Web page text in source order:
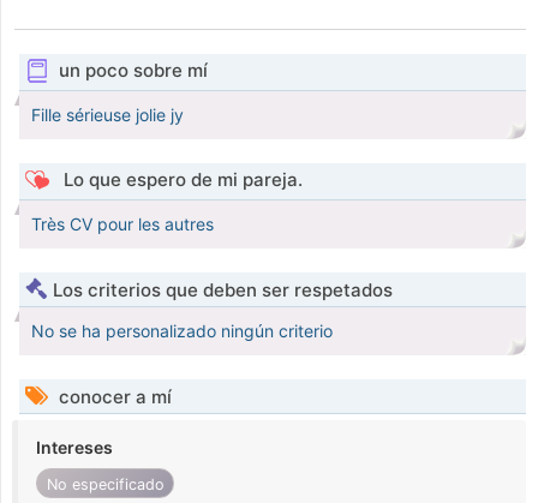
un poco sobre mí
Fille sérieuse jolie jy
Lo que espero de mi pareja.
Très CV pour les autres
Los criterios que deben ser respetados
No se ha personalizado ningún criterio
conocer a mí
Intereses
No especificado